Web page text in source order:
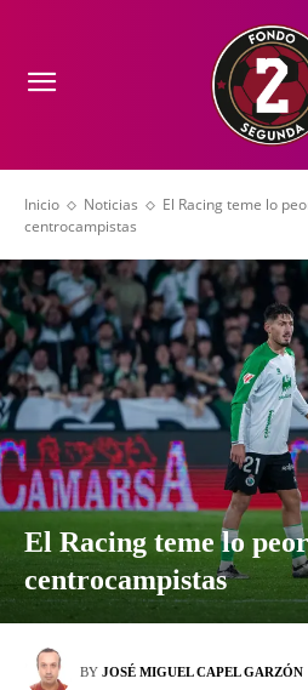
Inicio Noticias
El Racing teme lo
centrocampistas
El Racing teme lo
centrocampistas
BY JOSÉ MIGUEL CAPEL GARZÓN